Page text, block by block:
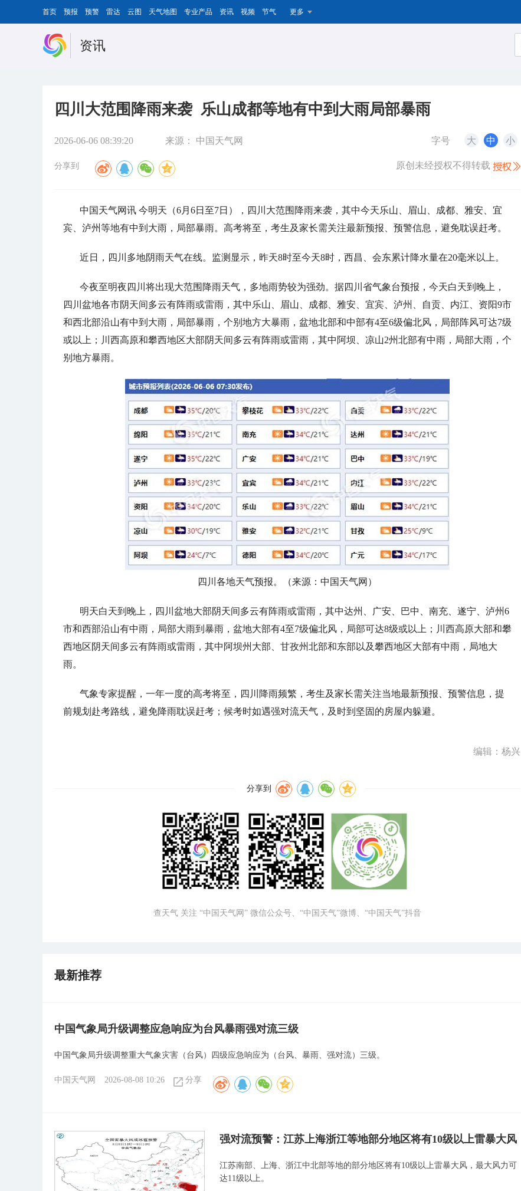
首页 预报 预警 雷达 云图 天气地图 专业产品 资讯 视频 节气 更多
资讯
四川大范围降雨来袭 乐山成都等地有中到大雨局部暴雨
2026-06-06 08:39:20 来源： 中国天气网 字号 大 中 小
分享到 原创未经授权不得转载
中国天气网讯 今明天（6月6日至7日），四川大范围降雨来袭，其中今天乐山、眉山、成都、雅安、宜
宾、泸州等地有中到大雨，局部暴雨。高考将至，考生及家长需关注最新预报、预警信息，避免耽误赶考。
近日，四川多地阴雨天气在线。监测显示，昨天8时至今天8时，西昌、会东累计降水量在20毫米以上。
今夜至明夜四川将出现大范围降雨天气，多地雨势较为强劲。据四川省气象台预报，今天白天到晚上，
四川盆地各市阴天间多云有阵雨或雷雨，其中乐山、眉山、成都、雅安、宜宾、泸州、自贡、内江、资阳9市
和西北部沿山有中到大雨，局部暴雨，个别地方大暴雨，盆地北部和中部有4至6级偏北风，局部阵风可达7级
或以上；川西高原和攀西地区大部阴天间多云有阵雨或雷雨，其中阿坝、凉山2州北部有中雨，局部大雨，个
别地方暴雨。
四川各地天气预报。（来源：中国天气网）
明天白天到晚上，四川盆地大部阴天间多云有阵雨或雷雨，其中达州、广安、巴中、南充、遂宁、泸州6
市和西部沿山有中雨，局部大雨到暴雨，盆地大部有4至7级偏北风，局部可达8级或以上；川西高原大部和攀
西地区阴天间多云有阵雨或雷雨，其中阿坝州大部、甘孜州北部和东部以及攀西地区大部有中雨，局地大
雨。
气象专家提醒，一年一度的高考将至，四川降雨频繁，考生及家长需关注当地最新预报、预警信息，提
前规划赴考路线，避免降雨耽误赶考；候考时如遇强对流天气，及时到坚固的房屋内躲避。
编辑：杨兴
分享到
查天气 关注 “中国天气网” 微信公众号、“中国天气”微博、“中国天气”抖音
最新推荐
中国气象局升级调整应急响应为台风暴雨强对流三级
中国气象局升级调整重大气象灾害（台风）四级应急响应为（台风、暴雨、强对流）三级。
中国天气网 2026-08-08 10:26 分享
强对流预警：江苏上海浙江等地部分地区将有10级以上雷暴大风
江苏南部、上海、浙江中北部等地的部分地区将有10级以上雷暴大风，最大风力可
达11级以上。